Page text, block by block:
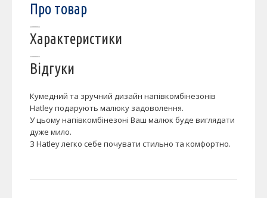
Про товар
Характеристики
Відгуки
Кумедний та зручний дизайн напівкомбінезонів
Hatley подарують малюку задоволення.
У цьому напівкомбінезоні Ваш малюк буде виглядати
дуже мило.
З Hatley легко себе почувати стильно та комфортно.